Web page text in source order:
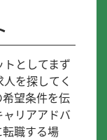
としてまず
を探してく
望条件を伝
リアアドバ
職する場